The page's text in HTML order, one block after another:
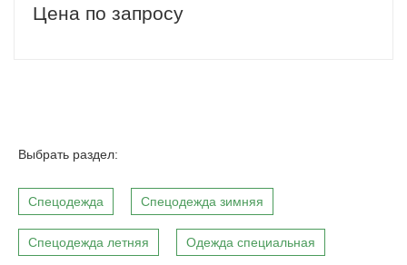
Цена по запросу
Выбрать раздел:
Спецодежда Спецодежда зимняя
Спецодежда летняя Одежда специальная